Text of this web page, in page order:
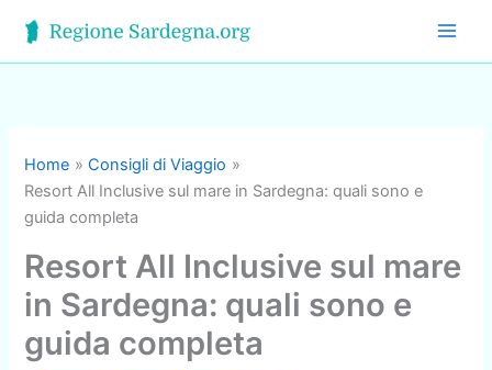
contenuto
Home
Consigli di Viaggio
Resort All Inclusive sul mare in Sardegna: quali sono e
guida completa
Resort All Inclusive sul mare
in Sardegna: quali sono e
guida completa